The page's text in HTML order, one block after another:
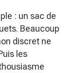
: un sac de
Beaucoup
discret ne
les